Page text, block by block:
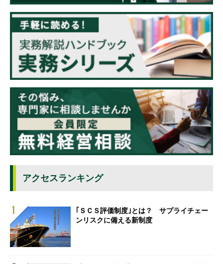
アクセスランキング
｢ＳＣＳ評価制度｣とは？ サプライチェー
ンリスクに備える新制度